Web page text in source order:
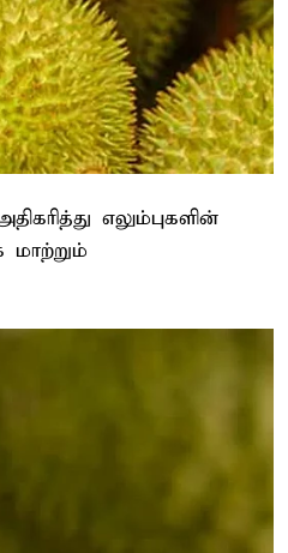
எலும்புகளின்
மாற்றும்